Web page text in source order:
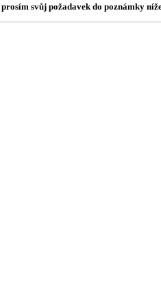
svůj požadavek do poznámky